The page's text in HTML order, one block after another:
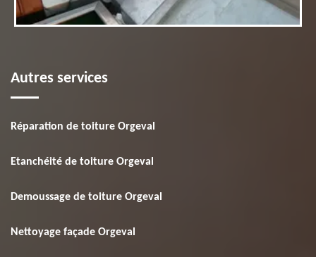
Autres services
Réparation de toiture Orgeval
Etanchéité de toiture Orgeval
Demoussage de toiture Orgeval
Nettoyage façade Orgeval